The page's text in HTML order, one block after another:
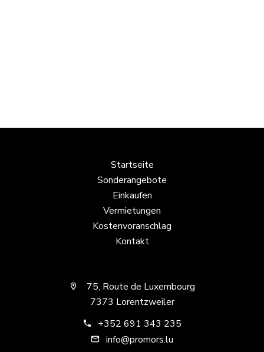
Startseite
Sonderangebote
Einkaufen
Vermietungen
Kostenvoranschlag
Kontakt
75, Route de Luxembourg
7373 Lorentzweiler
+352 691 343 235
info@promors.lu